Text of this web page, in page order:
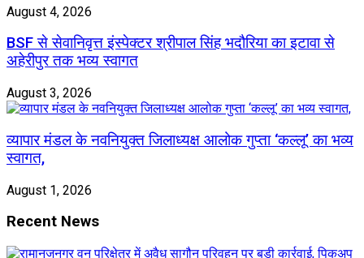
August 4, 2026
BSF से सेवानिवृत्त इंस्पेक्टर श्रीपाल सिंह भदौरिया का इटावा से
अहेरीपुर तक भव्य स्वागत
August 3, 2026
व्यापार मंडल के नवनियुक्त जिलाध्यक्ष आलोक गुप्ता ‘कल्लू’ का भव्य
स्वागत,
August 1, 2026
Recent News